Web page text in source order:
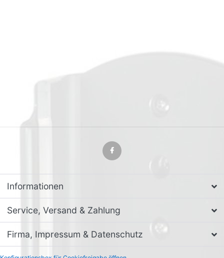
Informationen
Service, Versand & Zahlung
Firma, Impressum & Datenschutz